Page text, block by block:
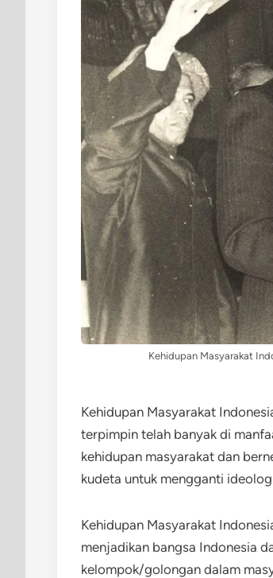
Kehidupan Masyarakat
Kehidupan Masyarakat
terpimpin telah banyak di
kehidupan masyarakat dan
kudeta untuk mengganti
Kehidupan Masyarakat
menjadikan bangsa Indonesia
kelompok/golongan dalam